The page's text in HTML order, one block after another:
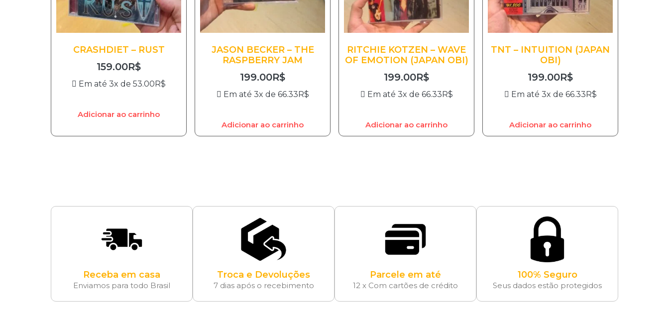
CRASHDIET – RUST
159.00R$
Em até 3x de 53.00R$
Adicionar ao carrinho
JASON BECKER – THE
RASPBERRY JAM
199.00R$
Em até 3x de 66.33R$
Adicionar ao carrinho
RITCHIE KOTZEN – WAVE
OF EMOTION (JAPAN OBI)
199.00R$
Em até 3x de 66.33R$
Adicionar ao carrinho
TNT – INTUITION (JAPAN
OBI)
199.00R$
Em até 3x de 66.33R$
Adicionar ao carrinho
Receba em casa
Enviamos para todo Brasil
Troca e Devoluções
7 dias após o recebimento
Parcele em até
12 x Com cartões de crédito
100% Seguro
Seus dados estão protegidos